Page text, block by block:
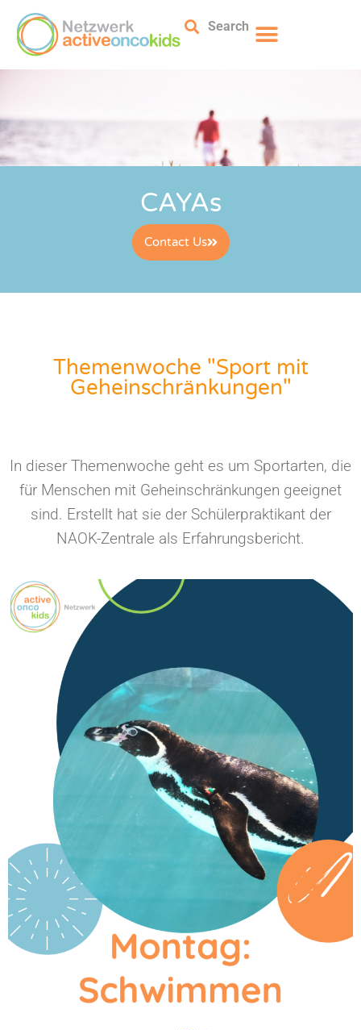
Search
CAYAs
Contact Us
Themenwoche "Sport mit
Geheinschränkungen"
In dieser Themenwoche geht es um Sportarten, die
für Menschen mit Geheinschränkungen geeignet
sind. Erstellt hat sie der Schülerpraktikant der
NAOK-Zentrale als Erfahrungsbericht.